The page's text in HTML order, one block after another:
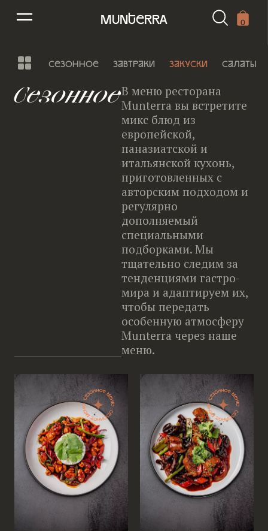
сезонное завтраки закуски салаты
munterra 0
СезонноеВ меню ресторана
Munterra вы встретите
микс блюд из
европейской,
паназиатской и
итальянской кухонь,
приготовленных с
авторским подходом и
регулярно
дополняемый
специальными
подборками. Мы
тщательно следим за
тенденциями гастро-
мира и адаптируем их,
чтобы передать
особенную атмосферу
Munterra через наше
меню.